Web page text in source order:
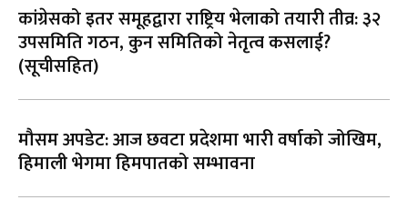
कांग्रेसको इतर समूहद्वारा राष्ट्रिय भेलाको तयारी तीव्र: ३२
उपसमिति गठन, कुन समितिको नेतृत्व कसलाई?
(सूचीसहित)
मौसम अपडेट: आज छवटा प्रदेशमा भारी वर्षाको जोखिम,
हिमाली भेगमा हिमपातको सम्भावना